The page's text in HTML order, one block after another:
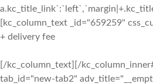
[kc_column_text _id="659259"
+ delivery fee
[/kc_column_text][/
tab_id="new-tab2"